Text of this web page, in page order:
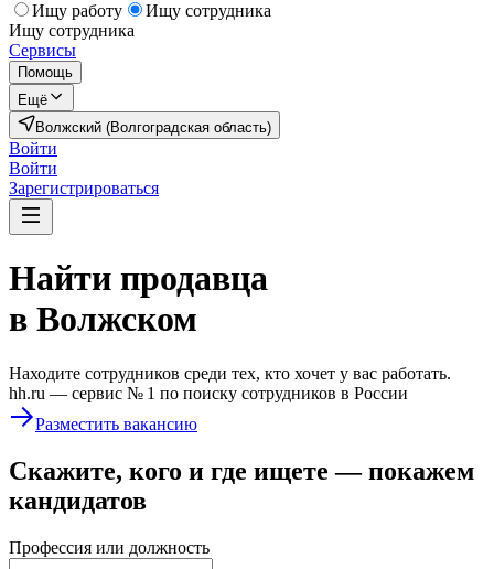
Ищу работу
Ищу сотрудника
Ищу сотрудника
Сервисы
Помощь
Ещё
Волжский (Волгоградская область)
Войти
Войти
Зарегистрироваться
Найти продавца
в Волжском
Находите сотрудников среди тех, кто хочет у вас работать.
hh.ru — сервис № 1 по поиску сотрудников в России
Разместить вакансию
Скажите, кого и где ищете — покажем
кандидатов
Профессия или должность